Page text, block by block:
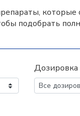
подобрать
Дозировка